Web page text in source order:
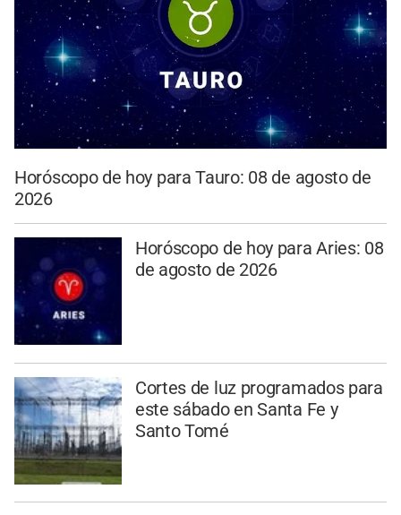
Horóscopo de hoy para Tauro: 08 de agosto de
2026
Horóscopo de hoy para Aries: 08
de agosto de 2026
Cortes de luz programados para
este sábado en Santa Fe y
Santo Tomé